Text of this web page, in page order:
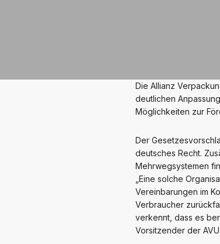
Die Allianz
deutlichen
Möglichkeiten zur
Der
deutsches Recht.
Mehrwegsystemen
„Eine solche
Vereinbarungen im
Verbraucher
verkennt, dass es
Vorsitzender der AVU.